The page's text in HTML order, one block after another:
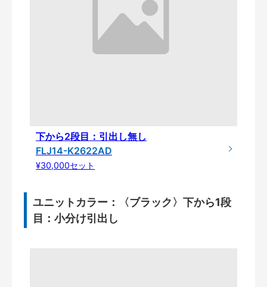
下から2段目：引出し無し
FLJ14-K2622AD
¥30,000セット
ユニットカラー：〈ブラック〉下から1段
目：小分け引出し